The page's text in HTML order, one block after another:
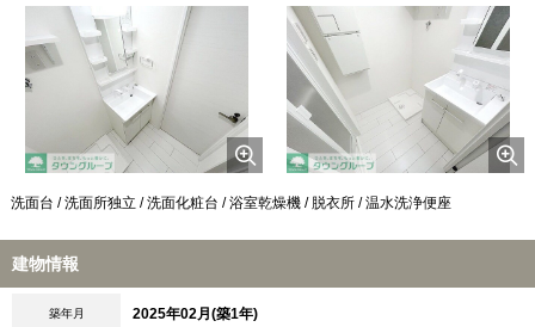
洗面台 / 洗面所独立 / 洗面化粧台 / 浴室乾燥機 / 脱衣所 / 温水洗浄便座
建物情報
築年月 2025年02月(築1年)